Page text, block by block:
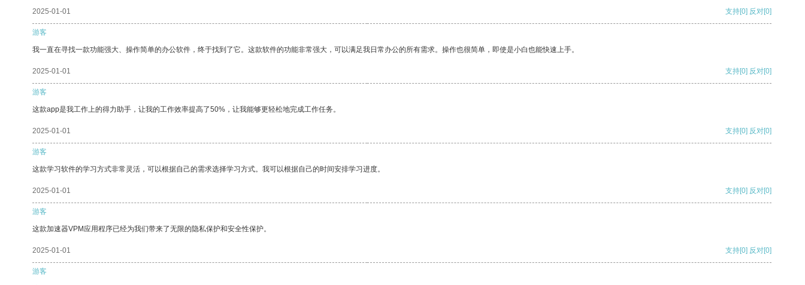
2025-01-01 支持[0] 反对[0]
游客
我一直在寻找一款功能强大、操作简单的办公软件，终于找到了它。这款软件的功能非常强大，可以满足我日常办公的所有需求。操作也很简单，即使是小白也能快速上手。
2025-01-01 支持[0] 反对[0]
游客
这款app是我工作上的得力助手，让我的工作效率提高了50%，让我能够更轻松地完成工作任务。
2025-01-01 支持[0] 反对[0]
游客
这款学习软件的学习方式非常灵活，可以根据自己的需求选择学习方式。我可以根据自己的时间安排学习进度。
2025-01-01 支持[0] 反对[0]
游客
这款加速器VPM应用程序已经为我们带来了无限的隐私保护和安全性保护。
2025-01-01 支持[0] 反对[0]
游客